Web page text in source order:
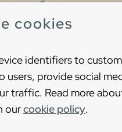
cookies
identifiers to
users, provide social
traffic. Read more
ourcookie policy.